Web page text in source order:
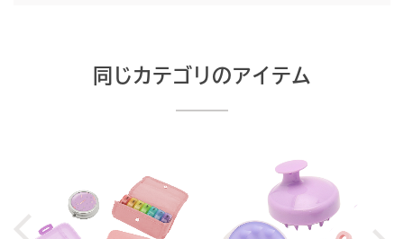
同じカテゴリのアイテム